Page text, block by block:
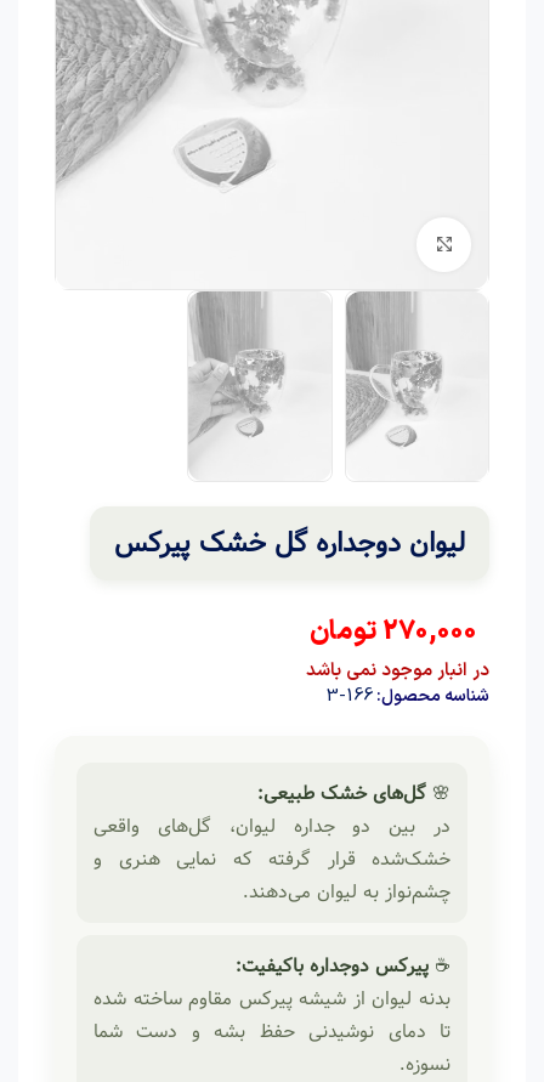
لیوان دوجداره گل خشک پیرکس
270,000تومان
در انبار موجود نمی باشد
شناسه محصول:166-3
🌸 گل‌های خشک طبیعی:
در بین دو جداره لیوان، گل‌های واقعی
خشک‌شده قرار گرفته که نمایی هنری و
چشم‌نواز به لیوان می‌دهند.
☕ پیرکس دوجداره باکیفیت:
بدنه لیوان از شیشه پیرکس مقاوم ساخته شده
تا دمای نوشیدنی حفظ بشه و دست شما
نسوزه.